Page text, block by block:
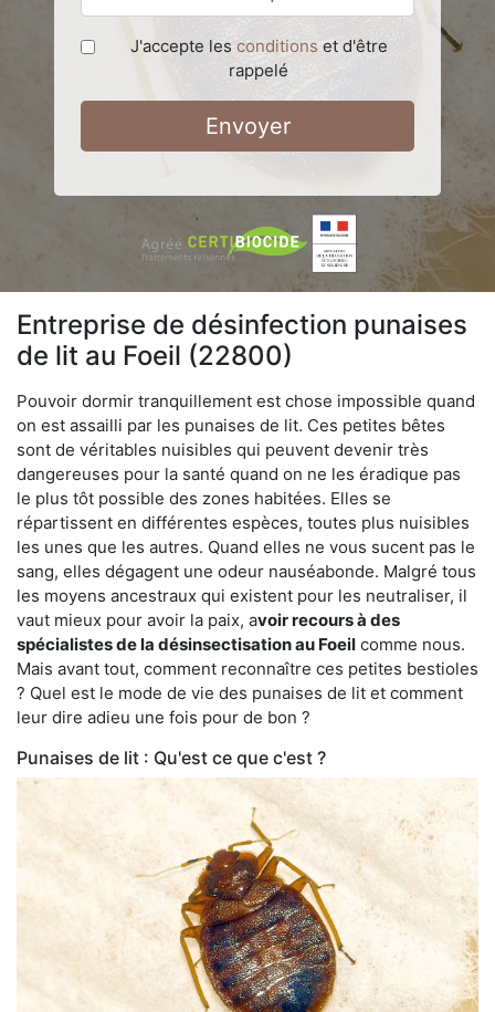
J'accepte les conditions et d'être
rappelé
Envoyer
Entreprise de désinfection punaises
de lit au Foeil (22800)
Pouvoir dormir tranquillement est chose impossible quand
on est assailli par les punaises de lit. Ces petites bêtes
sont de véritables nuisibles qui peuvent devenir très
dangereuses pour la santé quand on ne les éradique pas
le plus tôt possible des zones habitées. Elles se
répartissent en différentes espèces, toutes plus nuisibles
les unes que les autres. Quand elles ne vous sucent pas le
sang, elles dégagent une odeur nauséabonde. Malgré tous
les moyens ancestraux qui existent pour les neutraliser, il
vaut mieux pour avoir la paix, avoir recours à des
spécialistes de la désinsectisation au Foeil comme nous.
Mais avant tout, comment reconnaître ces petites bestioles
? Quel est le mode de vie des punaises de lit et comment
leur dire adieu une fois pour de bon ?
Punaises de lit : Qu'est ce que c'est ?